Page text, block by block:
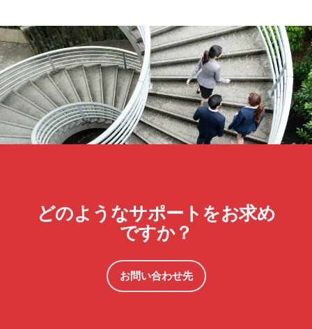
どのようなサポートをお求め
ですか？
お問い合わせ先